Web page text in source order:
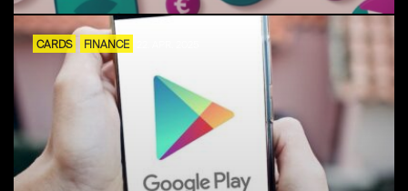
CARDS FINANCE